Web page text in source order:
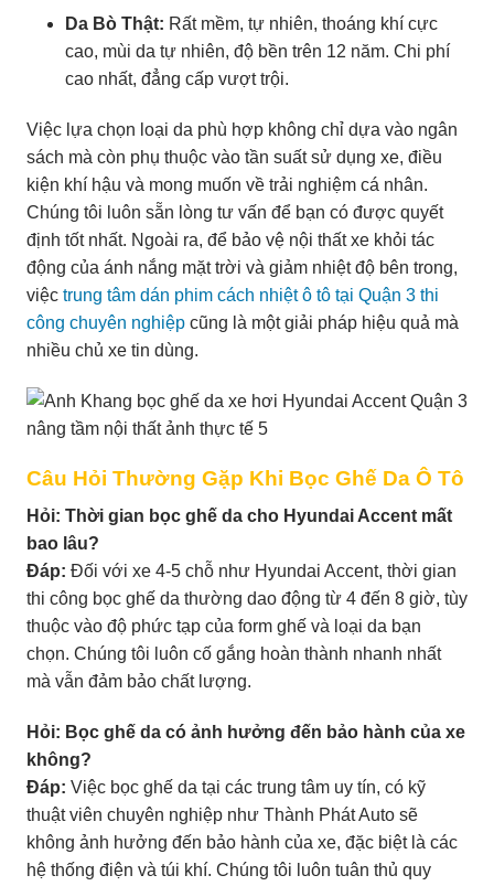
Da Bò Thật: Rất mềm, tự nhiên, thoáng khí cực
cao, mùi da tự nhiên, độ bền trên 12 năm. Chi phí
cao nhất, đẳng cấp vượt trội.
Việc lựa chọn loại da phù hợp không chỉ dựa vào ngân
sách mà còn phụ thuộc vào tần suất sử dụng xe, điều
kiện khí hậu và mong muốn về trải nghiệm cá nhân.
Chúng tôi luôn sẵn lòng tư vấn để bạn có được quyết
định tốt nhất. Ngoài ra, để bảo vệ nội thất xe khỏi tác
động của ánh nắng mặt trời và giảm nhiệt độ bên trong,
việc trung tâm dán phim cách nhiệt ô tô tại Quận 3 thi
công chuyên nghiệp cũng là một giải pháp hiệu quả mà
nhiều chủ xe tin dùng.
Câu Hỏi Thường Gặp Khi Bọc Ghế Da Ô Tô
Hỏi: Thời gian bọc ghế da cho Hyundai Accent mất
bao lâu?
Đáp: Đối với xe 4-5 chỗ như Hyundai Accent, thời gian
thi công bọc ghế da thường dao động từ 4 đến 8 giờ, tùy
thuộc vào độ phức tạp của form ghế và loại da bạn
chọn. Chúng tôi luôn cố gắng hoàn thành nhanh nhất
mà vẫn đảm bảo chất lượng.
Hỏi: Bọc ghế da có ảnh hưởng đến bảo hành của xe
không?
Đáp: Việc bọc ghế da tại các trung tâm uy tín, có kỹ
thuật viên chuyên nghiệp như Thành Phát Auto sẽ
không ảnh hưởng đến bảo hành của xe, đặc biệt là các
hệ thống điện và túi khí. Chúng tôi luôn tuân thủ quy